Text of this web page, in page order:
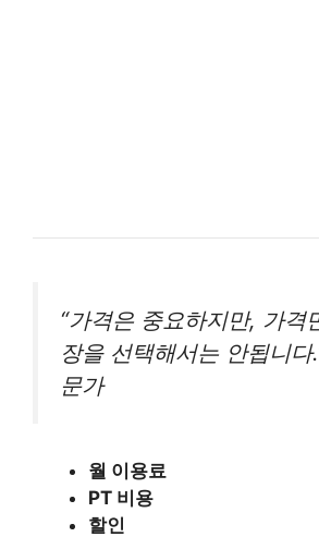
“가격은 중요하지만, 가격
장을 선택해서는 안됩니다
문가
월 이용료
PT 비용
할인